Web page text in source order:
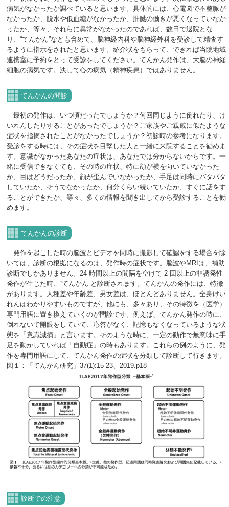
病気がなかったか調べていると思います。具体的には、心電図で不整脈が
なかったか、脱水や低血糖がなかったか、肝臓の働きが悪くなっていなか
ったか、等々、それらに異常がなかったのであれば、数日で退院とな
り、“てんかん”なども含めて、脳神経内科や脳神経外科を受診して精査す
るように指示をされたと思います。紹介状をもらって、できれば当院地域
連携室に予約をとって受診をしてください。てんかん発作は、大脳の神経
細胞の病気です。決して心の病気（精神疾患）ではありません。
てんかんの問診
最初の発作は、いつ頃だったでしょうか？何回同じように倒れたり、け
いれんしたりすることがあったでしょうか？ご家族やご親戚に似たような
症状を指摘されたことがなかったでしょうか？初診時の参考になります。
受診をする時には、その症状を目撃した人と一緒に来院することを勧めま
す。意識がなかったあなたの症状は、あなたでは分からないからです。一
緒に受信できなくても、その時の症状、特に顔が横を向いていなかった
か、目はどうだったか、顔が歪んでいなかったか、手足は同時にバタバタ
していたか、そうでなかったか、何分くらい続いていたか、すぐに話をす
ることができたか、等々、多くの情報を聞き出してから受診することを勧
めます。
てんかんの診断
発作を起こした時の脳波とビデオを同時に撮影して確認をする場合を除
いては、診断の根拠になるのは、発作時の症状です。脳波やMRIは、補助
診断でしかありません。24 時間以上の間隔を空けて 2 回以上の非誘発性
発作が生じた時、“てんかん”と診断されます。てんかんの発作には、特徴
があります。人種差や年齢差、男女差は、ほとんどありません。全身けい
れんはわかりやすいものですが、他にも、多々あり、その特徴を（医学）
専門用語に置き換えていくのが問診です。例えば、てんかん発作の時に、
倒れないで開眼をしていて、応答がなく、記憶もなくなっているような状
態を「意識減損」と言います。そのような時に、一定の動作で無意味に手
足を動かしていれば「自動症」の時もあります。これらの例のように、発
作を専門用語にして、てんかん発作の症状を分類して診断して行きます。
図１：「てんかん研究」37(1):15-23、2019.p18
診断での注意